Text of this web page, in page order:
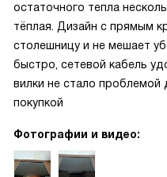
остаточного тепла
тёплая. Дизайн с прямым
столешницу и не мешает
быстро, сетевой кабель
вилки не стало проблемой
покупкой
Фотографии и видео: